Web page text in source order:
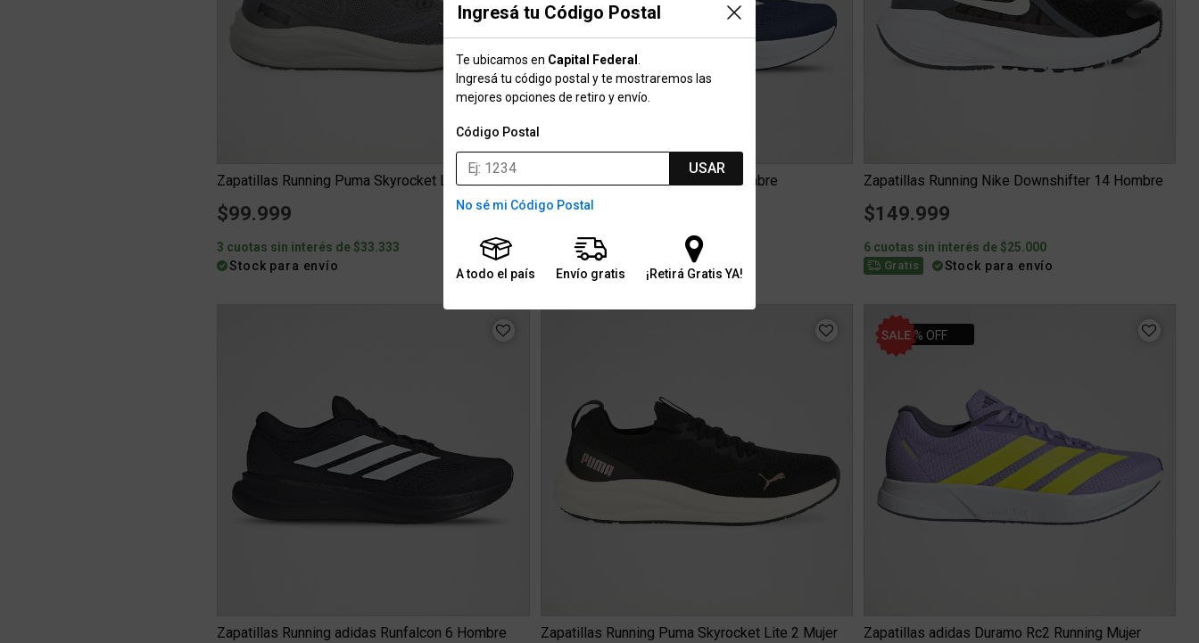
Ingresá tu Código Postal
Te ubicamos en Capital Federal
Ingresá tu código postal y te mostraremos las
mejores opciones de retiro y envío.
Código Postal
USAR
No sé mi Código Postal
A todo el país Envío gratis ¡Retirá Gratis YA!
Zapatillas Running Puma Skyrocket Lite 2
$99.999
3 cuotas sin interés de $33.333
Stock para envío
Zapatillas adidas Runfalcon 6 Hombre
$109.999
3 cuotas sin interés de $36.666
Stock para envío
Zapatillas Running Nike Downshifter 14 Hombre
$149.999
6 cuotas sin interés de $25.000
Gratis Stock para envío
Zapatillas Running adidas Runfalcon 6 Hombre Zapatillas Running Puma Skyrocket Lite 2 Mujer
21% OFF
Zapatillas adidas Duramo Rc2 Running Mujer